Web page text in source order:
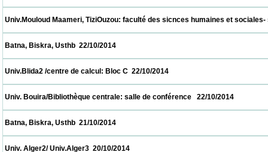
Univ.Mouloud Maameri, TiziOuzou: faculté des sicnces humaines et
Batna, Biskra, Usthb  22/10/2014
Univ.Blida2 /centre de calcul: Bloc C  22/10/2014
Univ. Bouira/Bibliothèque centrale: salle de conférence   22/10/
Batna, Biskra, Usthb  21/10/2014
Univ. Alger2/ Univ.Alger3  20/10/2014